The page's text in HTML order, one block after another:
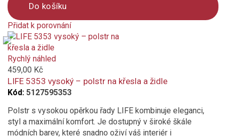
Do košíku
Přidat k porovnání
Product
is
added
to
compare
Rychlý náhled
459,00 Kč
LIFE 5353 vysoký – polstr na křesla a židle
Kód: 5127595353
Polstr s vysokou opěrkou řady LIFE kombinuje eleganci,
styl a maximální komfort. Je dostupný v široké škále
módních barev, které snadno oživí váš interiér i